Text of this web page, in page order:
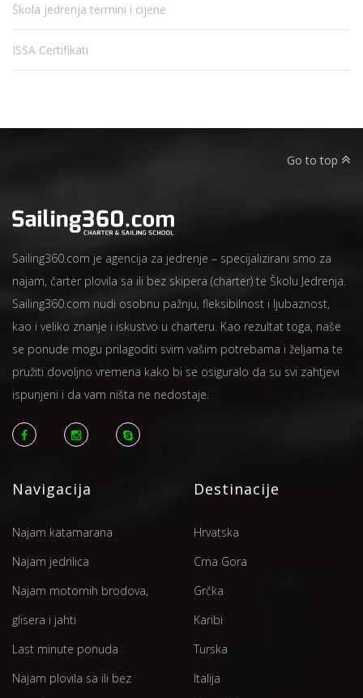
Škola jedrenja termini i cijene
ISSA Certifikati
Go to top
Sailing360.com je agencija za jedrenje – specijalizirani smo za
najam, čarter plovila sa ili bez skipera (charter) te Školu Jedrenja.
Sailing360.com nudi osobnu pažnju, fleksibilnost i ljubaznost,
kao i veliko znanje i iskustvo u charteru. Kao rezultat toga, naše
se ponude mogu prilagoditi svim vašim potrebama i željama te
pružiti dovoljno vremena kako bi se osiguralo da su svi zahtjevi
ispunjeni i da vam ništa ne nedostaje.
Navigacija
Najam katamarana
Najam jedrilica
Najam motornih brodova,
glisera i jahti
Last minute ponuda
Najam plovila sa ili bez
Destinacije
Hrvatska
Crna Gora
Grčka
Karibi
Turska
Italija